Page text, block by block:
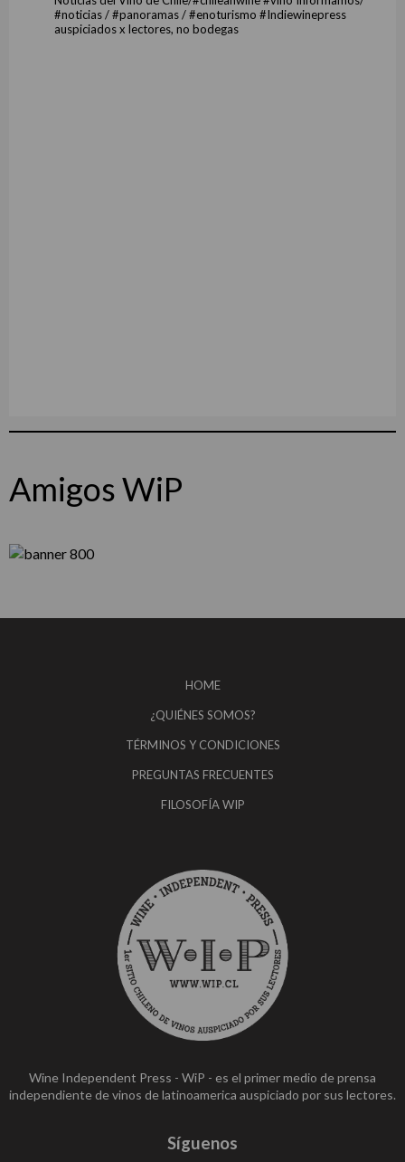
#noticias / #panoramas / #enoturismo #Indiewinepress
auspiciados x lectores, no bodegas
Amigos WiP
HOME
¿QUIÉNES SOMOS?
TÉRMINOS Y CONDICIONES
PREGUNTAS FRECUENTES
FILOSOFÍA WIP
Wine Independent Press - WiP - es el primer medio de prensa
independiente de vinos de latinoamerica auspiciado por sus lectores.
Síguenos